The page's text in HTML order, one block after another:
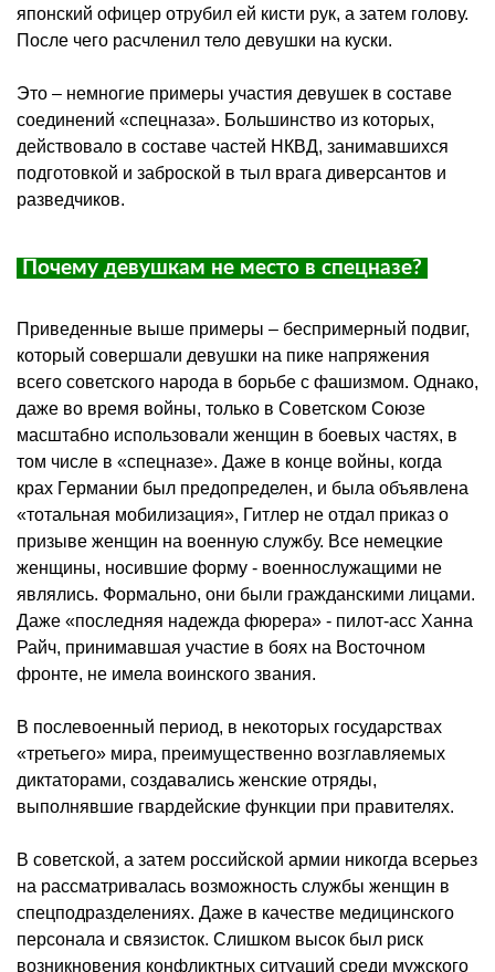
японский офицер отрубил ей кисти рук, а затем голову.
После чего расчленил тело девушки на куски.
Это – немногие примеры участия девушек в составе
соединений «спецназа». Большинство из которых,
действовало в составе частей НКВД, занимавшихся
подготовкой и заброской в тыл врага диверсантов и
разведчиков.
Почему девушкам не место в спецназе?
Приведенные выше примеры – беспримерный подвиг,
который совершали девушки на пике напряжения
всего советского народа в борьбе с фашизмом. Однако,
даже во время войны, только в Советском Союзе
масштабно использовали женщин в боевых частях, в
том числе в «спецназе». Даже в конце войны, когда
крах Германии был предопределен, и была объявлена
«тотальная мобилизация», Гитлер не отдал приказ о
призыве женщин на военную службу. Все немецкие
женщины, носившие форму - военнослужащими не
являлись. Формально, они были гражданскими лицами.
Даже «последняя надежда фюрера» - пилот-асс Ханна
Райч, принимавшая участие в боях на Восточном
фронте, не имела воинского звания.
В послевоенный период, в некоторых государствах
«третьего» мира, преимущественно возглавляемых
диктаторами, создавались женские отряды,
выполнявшие гвардейские функции при правителях.
В советской, а затем российской армии никогда всерьез
на рассматривалась возможность службы женщин в
спецподразделениях. Даже в качестве медицинского
персонала и связисток. Слишком высок был риск
возникновения конфликтных ситуаций среди мужского